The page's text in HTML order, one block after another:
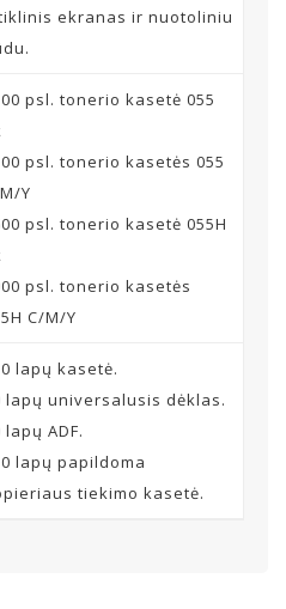
ekranas ir nuotoliniu
psl. tonerio kasetė 055
psl. tonerio kasetės 055
Y
psl. tonerio kasetė 055H
psl. tonerio kasetės
C/M/Y
lapų kasetė.
lapų universalusis dėklas.
lapų ADF.
lapų papildoma
tiekimo kasetė.